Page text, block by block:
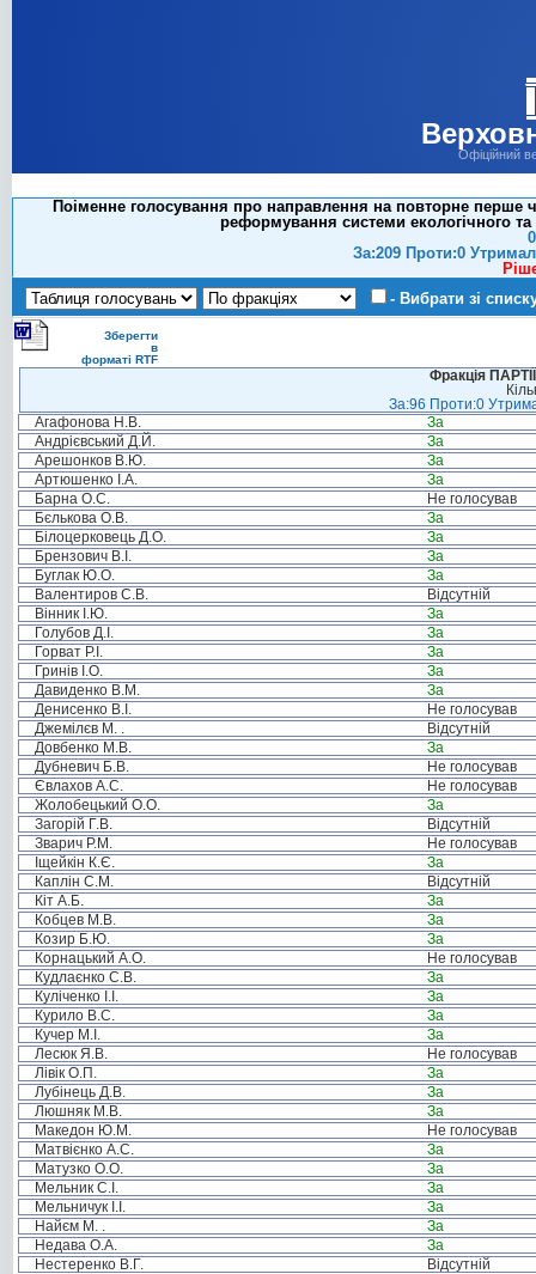
Офіційний
Поіменне голосування про направлення на повторне перше
реформування системи екологічного
За:209 Проти:0
- Вибрати зі
Зберегти
в
форматі RTF
Фракція
За:96 Проти:0
Агафонова Н.В.
За
Андрієвський Д.Й.
За
Арешонков В.Ю.
За
Артюшенко І.А.
За
Барна О.С.
Не голосував
Бєлькова О.В.
За
Білоцерковець Д.О.
За
Брензович В.І.
За
Буглак Ю.О.
За
Валентиров С.В.
Відсутній
Вінник І.Ю.
За
Голубов Д.І.
За
Горват Р.І.
За
Гринів І.О.
За
Давиденко В.М.
За
Денисенко В.І.
Не голосував
Джемілєв М. .
Відсутній
Довбенко М.В.
За
Дубневич Б.В.
Не голосував
Євлахов А.С.
Не голосував
Жолобецький О.О.
За
Загорій Г.В.
Відсутній
Зварич Р.М.
Не голосував
Іщейкін К.Є.
За
Каплін С.М.
Відсутній
Кіт А.Б.
За
Кобцев М.В.
За
Козир Б.Ю.
За
Корнацький А.О.
Не голосував
Кудлаєнко С.В.
За
Куліченко І.І.
За
Курило В.С.
За
Кучер М.І.
За
Лесюк Я.В.
Не голосував
Лівік О.П.
За
Лубінець Д.В.
За
Люшняк М.В.
За
Македон Ю.М.
Не голосував
Матвієнко А.С.
За
Матузко О.О.
За
Мельник С.І.
За
Мельничук І.І.
За
Найєм М. .
За
Недава О.А.
За
Нестеренко В.Г.
Відсутній